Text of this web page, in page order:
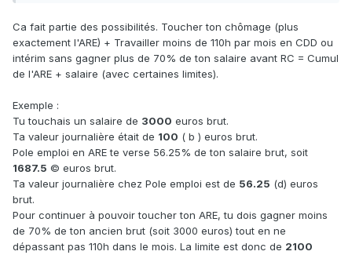
Ca fait partie des possibilités. Toucher ton chômage (plus
exactement l'ARE) + Travailler moins de 110h par mois en CDD ou
intérim sans gagner plus de 70% de ton salaire avant RC = Cumul
de l'ARE + salaire (avec certaines limites).
Exemple :
Tu touchais un salaire de 3000 euros brut.
Ta valeur journalière était de 100 ( b ) euros brut.
Pole emploi en ARE te verse 56.25% de ton salaire brut, soit
1687.5 © euros brut.
Ta valeur journalière chez Pole emploi est de 56.25 (d) euros
brut.
Pour continuer à pouvoir toucher ton ARE, tu dois gagner moins
de 70% de ton ancien brut (soit 3000 euros) tout en ne
dépassant pas 110h dans le mois. La limite est donc de 2100